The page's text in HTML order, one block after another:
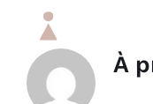
Passer
contenu
À